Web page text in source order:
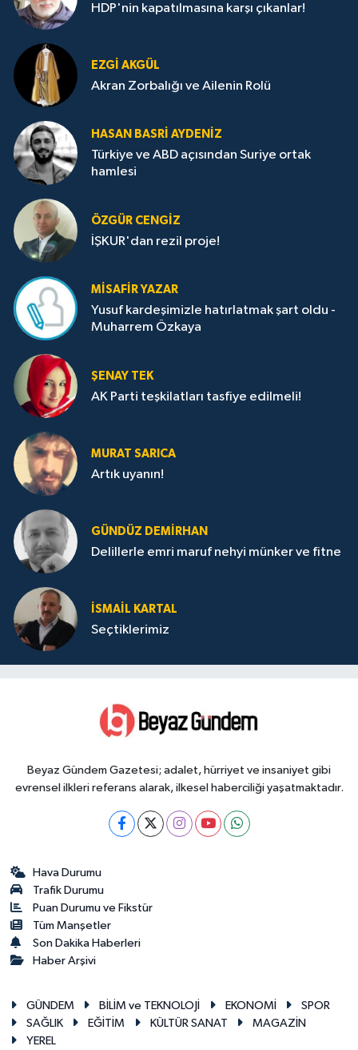
HDP'nin kapatılmasına karşı çıkanlar!
EZGI AKGÜL
Akran Zorbalığı ve Ailenin Rolü
HASAN BASRI AYDENIZ
Türkiye ve ABD açısından Suriye ortak
hamlesi
ÖZGÜR CENGIZ
İŞKUR'dan rezil proje!
MISAFIR YAZAR
Yusuf kardeşimizle hatırlatmak şart oldu -
Muharrem Özkaya
ŞENAY TEK
AK Parti teşkilatları tasfiye edilmeli!
MURAT SARICA
Artık uyanın!
GÜNDÜZ DEMIRHAN
Delillerle emri maruf nehyi münker ve fitne
İSMAIL KARTAL
Seçtiklerimiz
Beyaz Gündem Gazetesi; adalet, hürriyet ve insaniyet gibi
evrensel ilkleri referans alarak, ilkesel haberciliği yaşatmaktadır.
Hava Durumu
Trafik Durumu
Puan Durumu ve Fikstür
Tüm Manşetler
Son Dakika Haberleri
Haber Arşivi
GÜNDEM BİLİM ve TEKNOLOJİ EKONOMİ
SPOR
SAĞLIK
EĞİTİM KÜLTÜR SANAT
MAGAZİN
YEREL